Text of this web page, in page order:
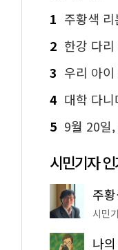
1 주황색 리본 따라
2 한강 다리 아
3 우리 아이 체력
4 대학 다니며
5 9월 20일, 차 없
시민기자
시민